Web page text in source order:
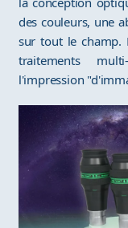
des couleurs, une
sur tout le champ.
traitements
l'impression